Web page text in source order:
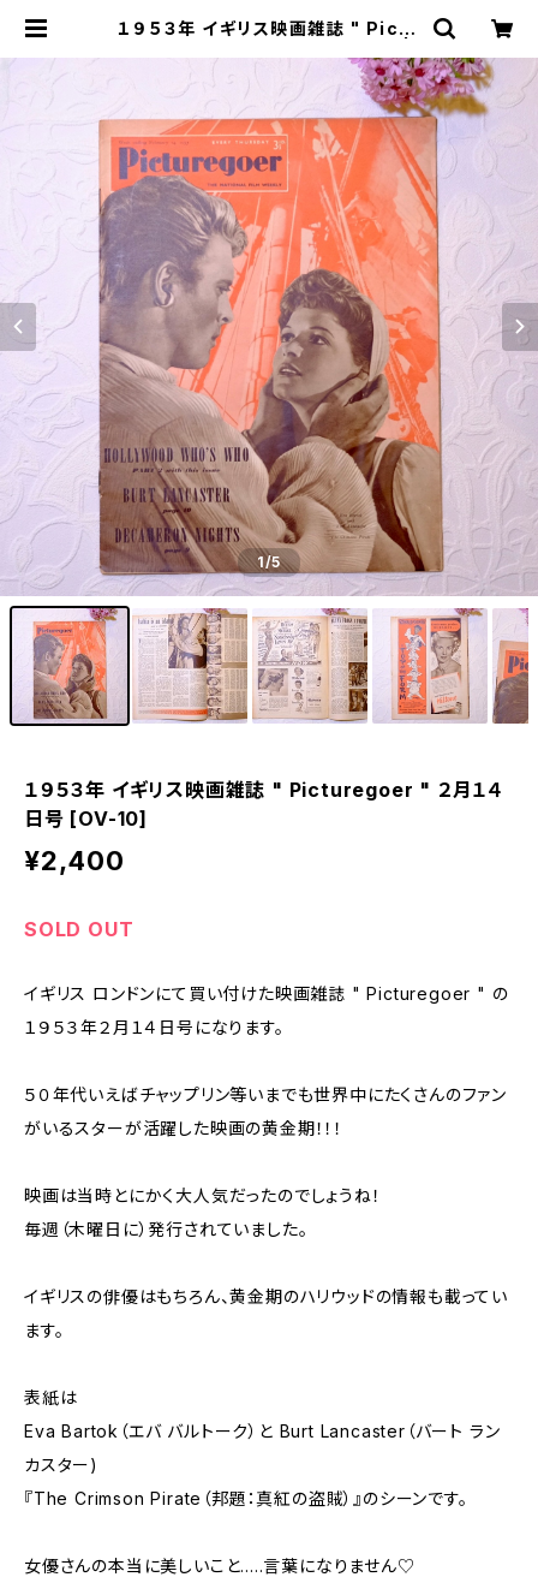
１９５３年 イギリス映画雑誌 " Pictu
miñangos web shop
1/5
１９５３年 イギリス映画雑誌 " Picturegoer " ２月１４
日号 [OV-10]
¥2,400
SOLD OUT
イギリス ロンドンにて買い付けた映画雑誌 " Picturegoer " の
１９５３年２月１４日号になります。
５０年代いえばチャップリン等いまでも世界中にたくさんのファン
がいるスターが活躍した映画の黄金期！！！
映画は当時とにかく大人気だったのでしょうね！
毎週（木曜日に）発行されていました。
イギリスの俳優はもちろん、黄金期のハリウッドの情報も載ってい
ます。
表紙は
Eva Bartok（エバ バルトーク）と Burt Lancaster（バート ラン
カスター)
『The Crimson Pirate（邦題：真紅の盗賊）』のシーンです。
女優さんの本当に美しいこと.....言葉になりません♡